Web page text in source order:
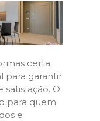
certa
para garantir
O
para quem
e